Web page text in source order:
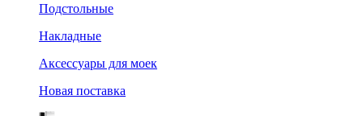
Подстольные
Накладные
Аксессуары для моек
Новая поставка